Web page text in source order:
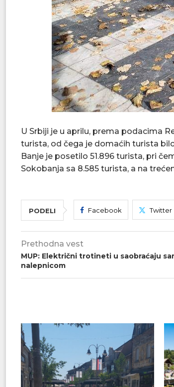
U Srbiji je u aprilu, prema podacima
turista, od čega je domaćih turista bilo
Banje je posetilo 51.896 turista, pri
Sokobanja sa 8.585 turista, a na
PODELI Facebook Twitter
Prethodna vest
MUP: Električni trotineti u saobraćaju
nalepnicom